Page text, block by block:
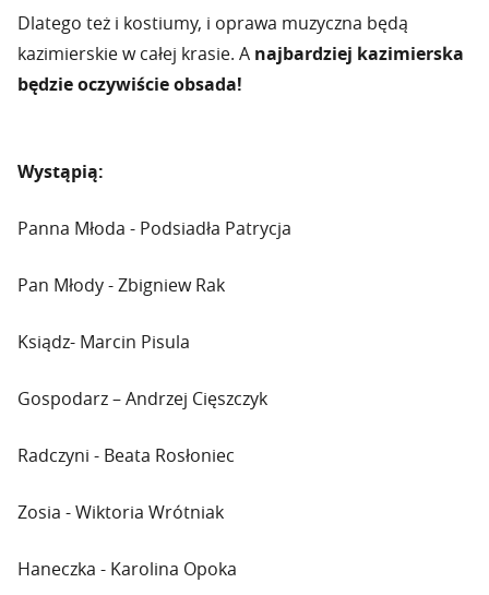
Dlatego też i kostiumy, i oprawa muzyczna będą
kazimierskie w całej krasie. A najbardziej kazimierska
będzie oczywiście obsada!
Wystąpią:
Panna Młoda - Podsiadła Patrycja
Pan Młody - Zbigniew Rak
Ksiądz- Marcin Pisula
Gospodarz – Andrzej Cięszczyk
Radczyni - Beata Rosłoniec
Zosia - Wiktoria Wrótniak
Haneczka - Karolina Opoka